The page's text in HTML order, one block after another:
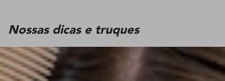
Nossas dicas e truques